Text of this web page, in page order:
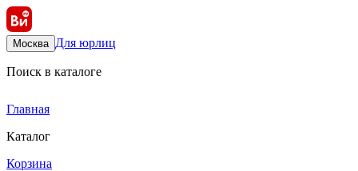
Москва Для юрлиц
Поиск в каталоге
Главная
Каталог
Корзина